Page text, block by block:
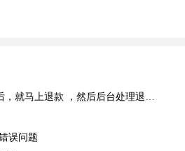
上退款 ，然后后台处理退款，出现错误
误问题